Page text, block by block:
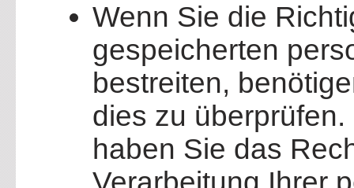
Wenn Sie die
gespeicherten
bestreiten,
dies zu
haben Sie das